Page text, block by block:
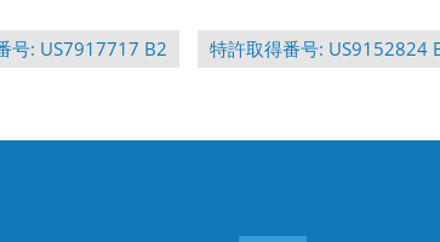
号: US7917717 B2 特許取得番号: US9152824